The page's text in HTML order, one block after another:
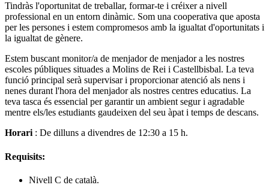
Tindràs l'oportunitat de treballar, formar-te i créixer a nivell
professional en un entorn dinàmic. Som una cooperativa que aposta
per les persones i estem compromesos amb la igualtat d'oportunitats i
la igualtat de gènere.
Estem buscant monitor/a de menjador de menjador a les nostres
escoles públiques situades a Molins de Rei i Castellbisbal. La teva
funció principal serà supervisar i proporcionar atenció als nens i
nenes durant l'hora del menjador als nostres centres educatius. La
teva tasca és essencial per garantir un ambient segur i agradable
mentre els/les estudiants gaudeixen del seu àpat i temps de descans.
Horari : De dilluns a divendres de 12:30 a 15 h.
Requisits:
Nivell C de català.